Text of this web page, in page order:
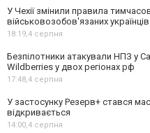
У Чехії змінили правила
військовозобов'язаних
18:19,4 серпня
Безпілотники атакували НПЗ у
Wildberries у двох регіонах рф
17:48,4 серпня
У застосунку Резерв+ стався
відкривається
14:00,4 серпня